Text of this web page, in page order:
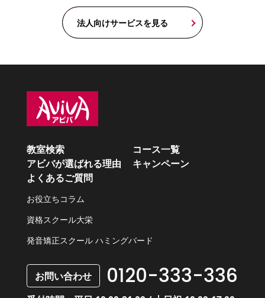
法人向けサービスを見る
教室検索
コース一覧
アビバが選ばれる理由
キャンペーン
よくあるご質問
お役立ちコラム
資格スクール大栄
発音矯正スクール ハミングバード
お問い合わせ 0120-333-336